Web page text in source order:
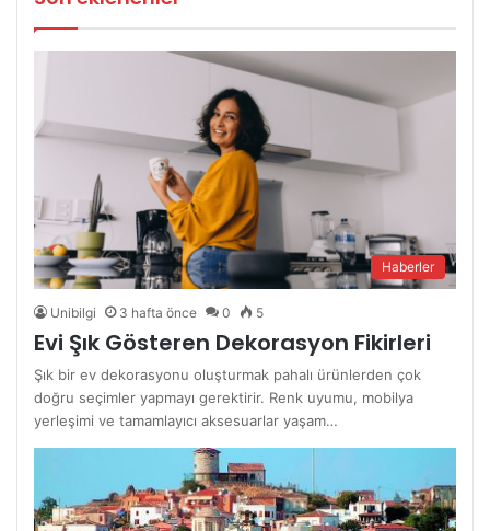
Haberler
Unibilgi 3 hafta önce 0 5
Evi Şık Gösteren Dekorasyon Fikirleri
Şık bir ev dekorasyonu oluşturmak pahalı ürünlerden çok
doğru seçimler yapmayı gerektirir. Renk uyumu, mobilya
yerleşimi ve tamamlayıcı aksesuarlar yaşam…